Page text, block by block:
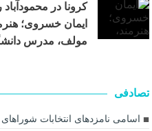
کرونا در
ایمان خسروی؛
مولف، مدرس
تصادفی
اسامی نامزدهای انتخابات